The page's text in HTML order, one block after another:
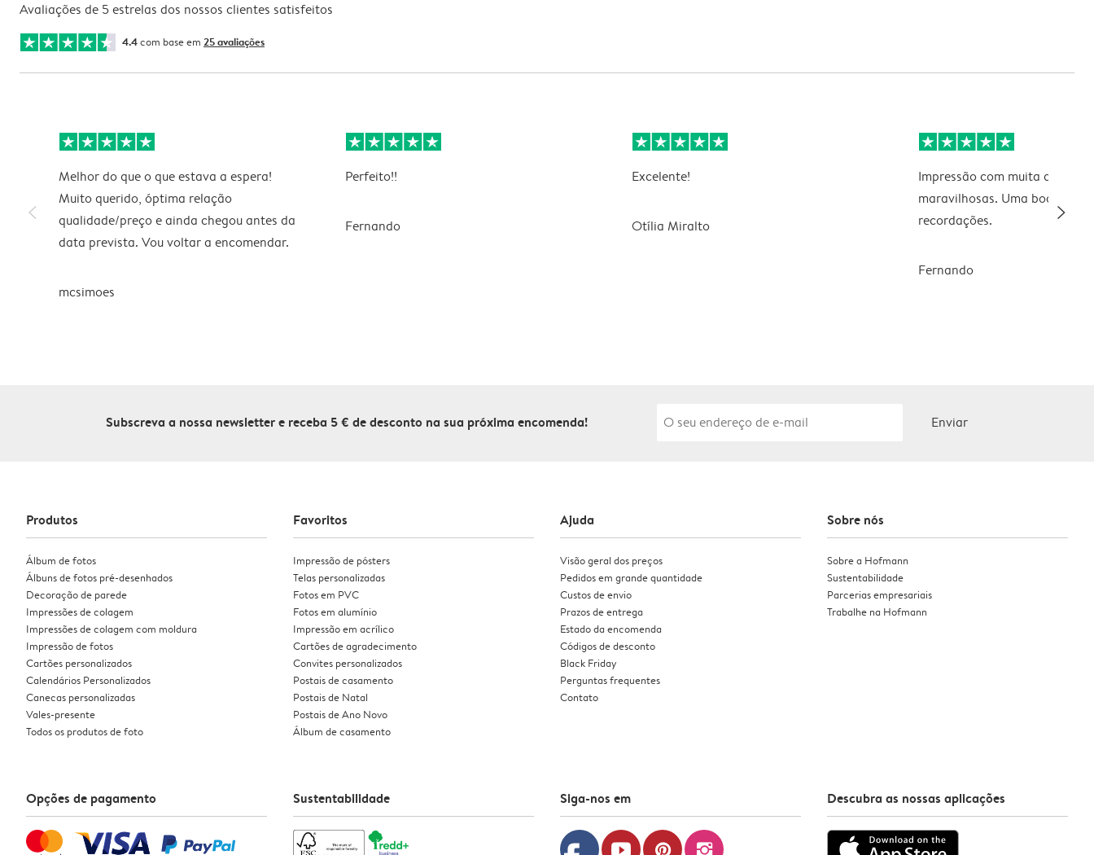
Avaliações de 5 estrelas dos nossos clientes satisfeitos
4.4com base em 25 avaliações
slim_arrow_left
Melhor do que o que estava a espera!
Muito querido, óptima relação
qualidade/preço e ainda chegou antes da
data prevista. Vou voltar a encomendar.
mcsimoes
Perfeito!!
Fernando
Excelente!
Otília Miralto
Impressão com muita
maravilhosas. Uma boa
recordações.
Fernando
slim_arrow_right
Subscreva a nossa newsletter e receba 5 € de desconto na sua próxima encomenda! Enviar
Produtos
Álbum de fotos
Álbuns de fotos pré-desenhados
Decoração de parede
Impressões de colagem
Impressões de colagem com moldura
Impressão de fotos
Cartões personalizados
Calendários Personalizados
Canecas personalizadas
Vales-presente
Todos os produtos de foto
Favoritos
Impressão de pósters
Telas personalizadas
Fotos em PVC
Fotos em alumínio
Impressão em acrílico
Cartões de agradecimento
Convites personalizados
Postais de casamento
Postais de Natal
Postais de Ano Novo
Álbum de casamento
Ajuda
Visão geral dos preços
Pedidos em grande quantidade
Custos de envio
Prazos de entrega
Estado da encomenda
Códigos de desconto
Black Friday
Perguntas frequentes
Contato
Sobre nós
Sobre a Hofmann
Sustentabilidade
Parcerias empresariais
Trabalhe na Hofmann
Opções de pagamento Sustentabilidade Siga-nos em
youtube pinterest instagram
Descubra as nossas aplicações